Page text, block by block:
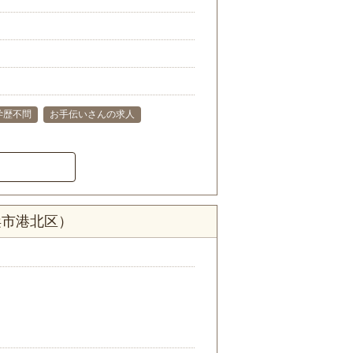
歴不問
お手伝いさんの求人
港北区）